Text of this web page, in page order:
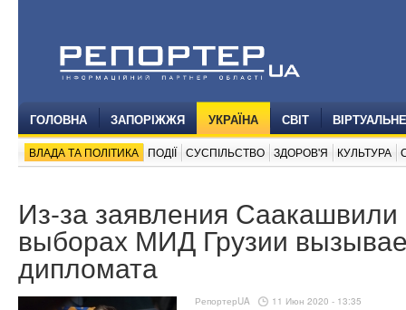
ГОЛОВНА ЗАПОРІЖЖЯ УКРАЇНА СВІТ
ВЛАДА ТА ПОЛІТИКА ПОДІЇ СУСПІЛЬСТВО ЗДОРОВ'Я КУЛЬТУРА
Из-за заявления Саакашвили
выборах МИД Грузии
дипломата
РепортерUA 11 Июн 2020 - 13:35